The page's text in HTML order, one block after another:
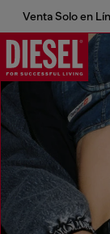
Venta Solo en